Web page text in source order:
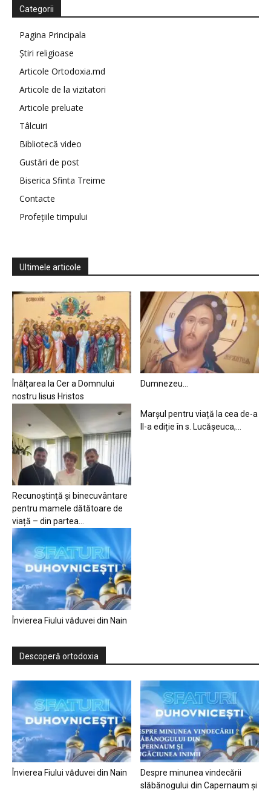
Categorii
Pagina Principala
Știri religioase
Articole Ortodoxia.md
Articole de la vizitatori
Articole preluate
Tâlcuiri
Bibliotecă video
Gustări de post
Biserica Sfinta Treime
Contacte
Profețiile timpului
Ultimele articole
Înălțarea la Cer a Domnului
nostru Iisus Hristos
Dumnezeu…
Recunoștință și binecuvântare
pentru mamele dătătoare de
viață – din partea...
Marșul pentru viață la cea de-a
II-a ediție în s. Lucășeuca,...
Învierea Fiului văduvei din Nain
Descoperă ortodoxia
Învierea Fiului văduvei din Nain
Despre minunea vindecării
slăbănogului din Capernaum și